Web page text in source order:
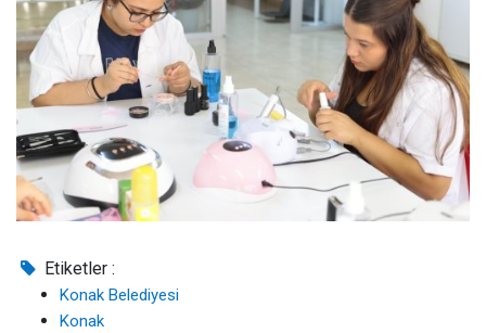
Etiketler :
Konak Belediyesi
Konak